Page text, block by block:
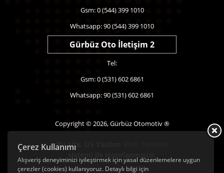
Çerez Kullanımı
Alışveriş deneyiminizi iyileştirmek için yasal düzenlemelere uygun
çerezler (cookies) kullanıyoruz. Detaylı bilgi için
Gsm: 0 (544) 399 1010
Whatsapp: 90 (544) 399 1010
Gürbüz Oto İletişim 2
Tel:
Gsm: 0 (531) 602 6861
Whatsapp: 90 (531) 602 6861
Copyright © 2026, Gürbüz Otomotiv ®
Bu Site,